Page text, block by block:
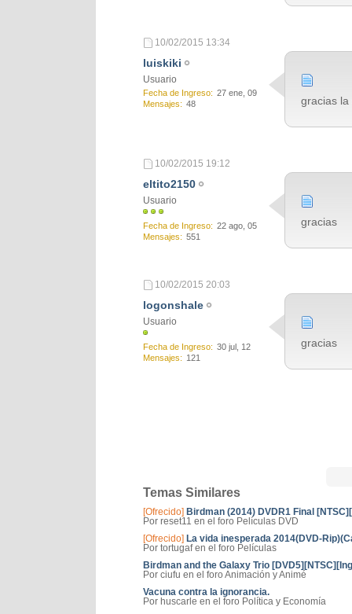
10/02/2015 13:34
luiskiki
Usuario
Fecha de Ingreso
27 ene, 09
Mensajes
48 gracias la
10/02/2015 19:12
eltito2150
Usuario
Fecha de Ingreso
22 ago, 05
Mensajes
551
gracias
10/02/2015 20:03
logonshale
Usuario
Fecha de Ingreso
30 jul, 12
Mensajes
121
gracias
Temas Similares
[Ofrecido] Birdman (2014) DVDR1 Final
Por reset11 en el foro Películas DVD
[Ofrecido] La vida inesperada 2014(DVD-
Por tortugaf en el foro Películas
Birdman and the Galaxy Trio
Por ciufu en el foro Animación y Animé
Vacuna contra la ignorancia.
Por huscarle en el foro Política y Economía